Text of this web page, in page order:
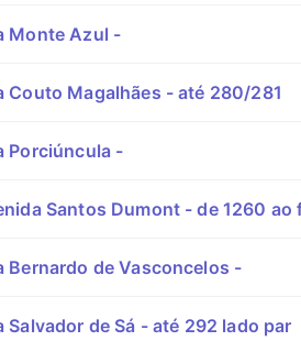
Monte Azul -
Couto Magalhães - até 280/281
Porciúncula -
Santos Dumont - de 1260 ao
Bernardo de Vasconcelos -
Salvador de Sá - até 292 lado par